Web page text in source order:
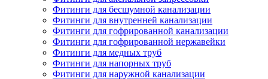
Фитинги для бесшумной канализации
Фитинги для внутренней канализации
Фитинги для гофрированной канализации
Фитинги для гофрированной нержавейки
Фитинги для медных труб
Фитинги для напорных труб
Фитинги для наружной канализации